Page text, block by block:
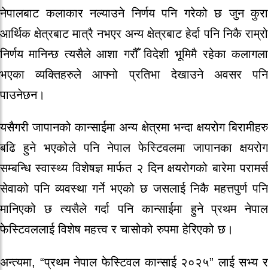
नेपालबाट कलाकार नल्याउने निर्णय पनि गरेको छ जुन कुरा
आर्थिक क्षेत्रबाट मात्रै नभएर अन्य क्षेत्रबाट हेर्दा पनि निकै राम्रो
निर्णय मानिन्छ त्यसैले आशा गरौँ विदेशी भूमिमै रहेका कलागला
भएका व्यक्तिहरुले आफ्नो प्रतिभा देखाउने अवसर पनि
पाउनेछन।
यसैगरी जापानको कान्साईमा अन्य क्षेत्रमा भन्दा क्षयरोग बिरामीहरु
बढि हुने भएकोले पनि नेपाल फेस्टिवलमा जापानका क्षयरोग
सम्बन्धि स्वास्थ्य विशेषज्ञ मार्फत २ दिन क्षयरोगको बारेमा परामर्स
सेवाको पनि व्यवस्था गर्ने भएको छ जसलाई निकै महत्तपुर्ण पनि
मानिएको छ त्यसैले गर्दा पनि कान्साईमा हुने प्रथम नेपाल
फेस्टिवललाई विशेष महत्त्व र चासोको रुपमा हेरिएको छ।
अन्त्यमा, “प्रथम नेपाल फेस्टिवल कान्साई २०२५” लाई सभ्य र